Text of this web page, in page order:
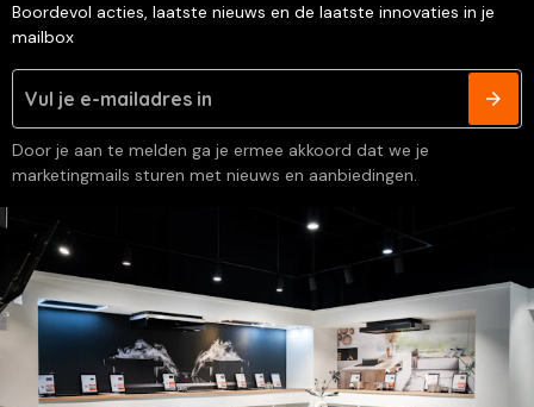
Boordevol acties, laatste nieuws en de laatste innovaties in je
mailbox
Door je aan te melden ga je ermee akkoord dat we je
marketingmails sturen met nieuws en aanbiedingen.